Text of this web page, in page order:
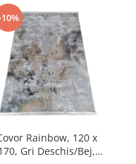
Rainbow, 120 x
Gri Deschis/Bej,